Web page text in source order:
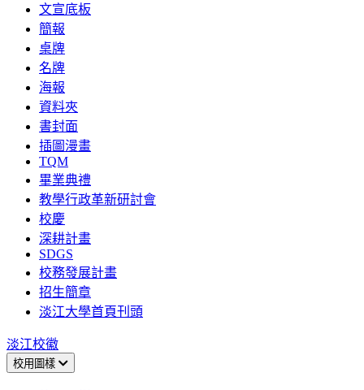
文宣底板
簡報
桌牌
名牌
海報
資料夾
書封面
插圖漫畫
TQM
畢業典禮
教學行政革新研討會
校慶
深耕計畫
SDGS
校務發展計畫
招生簡章
淡江大學首頁刊頭
淡江校徽
校用圖樣